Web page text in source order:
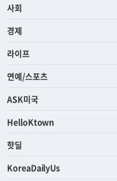
사회
경제
라이프
연예/스포츠
ASK미국
HelloKtown
핫딜
KoreaDailyUs